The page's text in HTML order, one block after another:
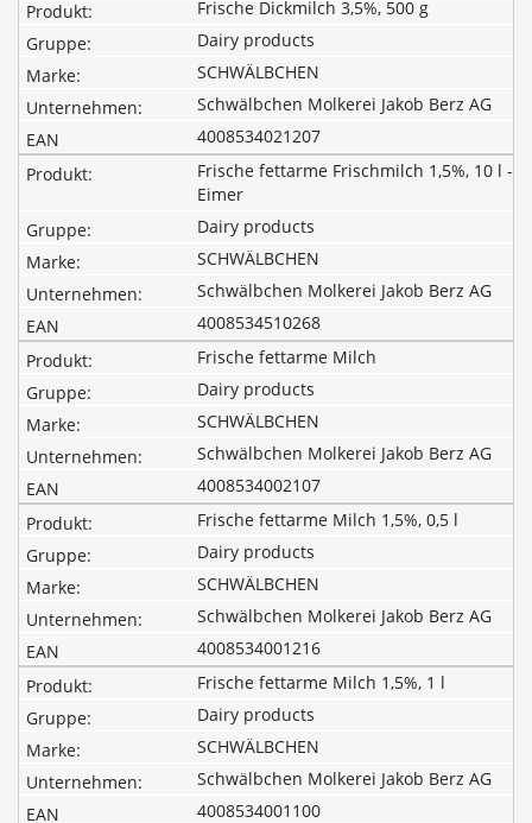
Frische Dickmilch 3,5%, 500 g
Dairy products
SCHWÄLBCHEN
Schwälbchen Molkerei Jakob Berz AG
4008534021207
Frische fettarme Frischmilch 1,5%, 10 l -
Eimer
Dairy products
SCHWÄLBCHEN
Schwälbchen Molkerei Jakob Berz AG
4008534510268
Frische fettarme Milch
Dairy products
SCHWÄLBCHEN
Schwälbchen Molkerei Jakob Berz AG
4008534002107
Frische fettarme Milch 1,5%, 0,5 l
Dairy products
SCHWÄLBCHEN
Schwälbchen Molkerei Jakob Berz AG
4008534001216
Frische fettarme Milch 1,5%, 1 l
Dairy products
SCHWÄLBCHEN
Schwälbchen Molkerei Jakob Berz AG
4008534001100